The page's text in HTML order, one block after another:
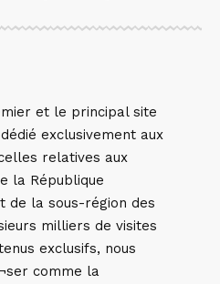
et le principal site
exclusivement aux
relatives aux
la République
de la sous-région des
milliers de visites
exclusifs, nous
comme la